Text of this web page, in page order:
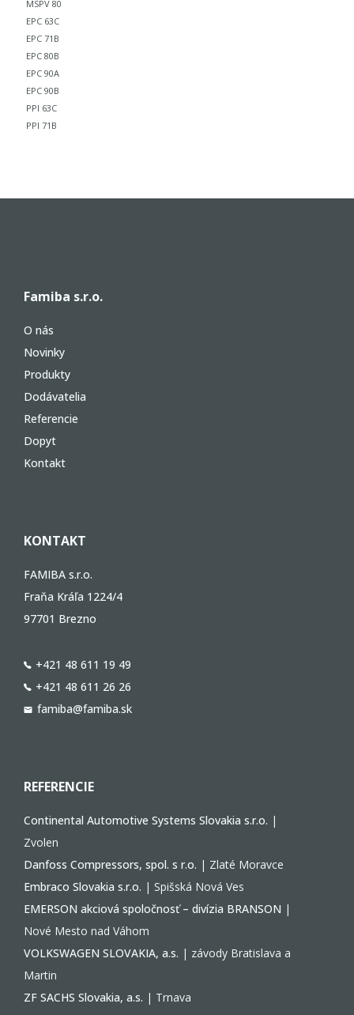
MSPV 80
EPC 63C
EPC 71B
EPC 80B
EPC 90A
EPC 90B
PPI 63C
PPI 71B
Famiba s.r.o.
O nás
Novinky
Produkty
Dodávatelia
Referencie
Dopyt
Kontakt
KONTAKT
FAMIBA s.r.o.
Fraňa Kráľa 1224/4
97701 Brezno
+421 48 611 19 49
+421 48 611 26 26
famiba@famiba.sk
REFERENCIE
Continental Automotive Systems Slovakia s.r.o. |
Zvolen
Danfoss Compressors, spol. s r.o. | Zlaté Moravce
Embraco Slovakia s.r.o. | Spišská Nová Ves
EMERSON akciová spoločnosť – divízia BRANSON |
Nové Mesto nad Váhom
VOLKSWAGEN SLOVAKIA, a.s. | závody Bratislava a
Martin
ZF SACHS Slovakia, a.s. | Trnava